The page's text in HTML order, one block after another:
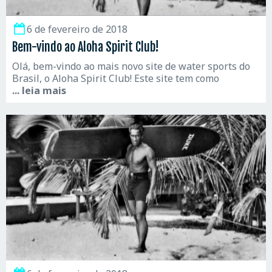
6 de fevereiro de 2018
Bem-vindo ao Aloha Spirit Club!
Olá, bem-vindo ao mais novo site de water sports do
Brasil, o Aloha Spirit Club! Este site tem como
... leia mais